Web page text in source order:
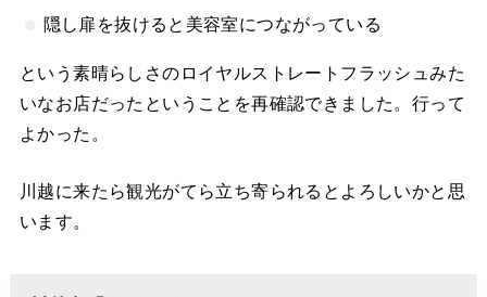
隠し扉を抜けると美容室につながっている
という素晴らしさのロイヤルストレートフラッシュみた
いなお店だったということを再確認できました。行って
よかった。
川越に来たら観光がてら立ち寄られるとよろしいかと思
います。